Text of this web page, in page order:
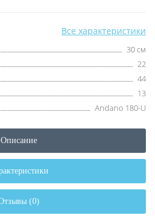
Все характеристики
30 см
22
44
13
Andano 180-U
Описание
(0)